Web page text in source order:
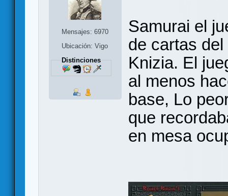
Mensajes: 6970
Ubicación: Vigo
Distinciones
Samurai el
de cartas
Knizia. El
al menos
base, Lo
que
en mesa